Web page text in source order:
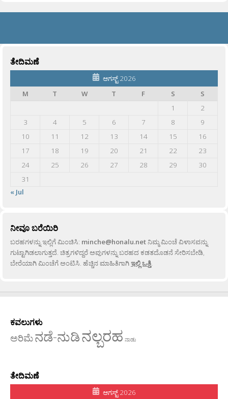
ತೇದಿಮಣೆ
ಆಗಸ್ಟ್ 2026
M
T W T F S
S
1
2
3
4 5 6 7 8
9
10
11 12 13 14 15
16
17
18 19 20 21 22
23
24
25 26 27 28 29
30
31
« Jul
ನೀವೂ ಬರೆಯಿರಿ
ಬರಹಗಳನ್ನು ಇಲ್ಲಿಗೆ ಮಿಂಚಿಸಿ: minche@honalu.netನಿಮ್ಮ ಮಿಂಚೆ ವಿಳಾಸವನ್ನು
ಗುಟ್ಟಾಗಿಡಲಾಗುತ್ತದೆ. ಚಿತ್ರಗಳಿದ್ದರೆ ಅವುಗಳನ್ನು ಬರಹದ ಕಡತದೊಡನೆ ಸೇರಿಸಬೇಡಿ,
ಬೇರೆಯಾಗಿ ಮಿಂಚೆಗೆ ಅಂಟಿಸಿ. ಹೆಚ್ಚಿನ ಮಾಹಿತಿಗಾಗಿಇಲ್ಲಿ ಒತ್ತಿ.
ಕವಲುಗಳು
ಅರಿಮೆನಡೆ-ನುಡಿನಲ್ಬರಹ ನಾಡು
ತೇದಿಮಣೆ
ಆಗಸ್ಟ್ 2026